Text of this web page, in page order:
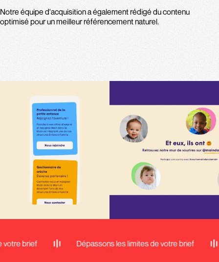
Notre équipe d'acquisition a également rédigé du contenu
optimisé pour un meilleur référencement naturel.
brief Dépassons les limites de votre brief